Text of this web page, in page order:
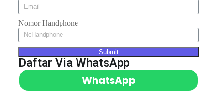
Nomor Handphone
Submit
Daftar Via WhatsApp
WhatsApp